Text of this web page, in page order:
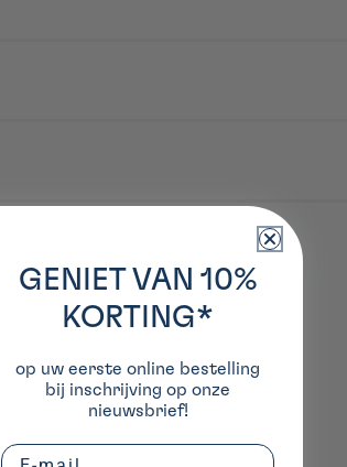
GENIET VAN 10%
KORTING*
op uw eerste online bestelling
bij inschrijving op onze
nieuwsbrief!
Email